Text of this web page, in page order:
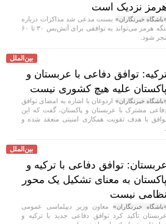
هرمز نزدیک است
«باشگاه خبرنگاران» بسنت مدعی شد مذاکرات درباره
تنگه هرمز می‌تواند به توافقی برای آتش‌بس ۳۰ تا ۶۰
شود.
بین‌الملل
توافق دفاعی با عربستان و
پاکستان علیه هیچ کشوری نیست
«باشگاه خبرنگاران» اردوغان با اشاره به امضای توافق
دفاعی مشترک با عربستان و پاکستان، گفت که این
با هدف تقویت همکاری امنیتی منعقد شده و
بین‌الملل
عربستان: توافق دفاعی با ترکیه و
پاکستان به معنای تشکیل یک محور
نظامی نیست
«باشگاه خبرنگاران» معاون وزیر دیپلماسی عمومی
عربستان تأکید کرد توافق دفاعی جدید با ترکیه و